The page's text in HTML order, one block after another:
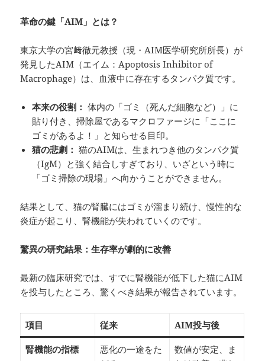
革命の鍵「AIM 」とは？
東京大学の宮﨑徹元教授（現・AIM医学研究所所長）が
発見したAIM（エイム：Apoptosis Inhibitor of
Macrophage）は、血液中に存在するタンパク質です。
本来の役割： 体内の「ゴミ（死んだ細胞など）」に
貼り付き、掃除屋であるマクロファージに「ここに
ゴミがあるよ！」と知らせる目印。
猫の悲劇： 猫のAIMは、生まれつき他のタンパク質
（IgM）と強く結合しすぎており、いざという時に
「ゴミ掃除の現場」へ向かうことができません。
結果として、猫の腎臓にはゴミが溜まり続け、慢性的な
炎症が起こり、腎機能が失われていくのです。
驚異の研究結果：生存率が劇的に改善
最新の臨床研究では、すでに腎機能が低下した猫にAIM
を投与したところ、驚くべき結果が報告されています。
項目 従来 AIM投与後
腎機能の指標
悪化の一途をた
数値が安定、ま